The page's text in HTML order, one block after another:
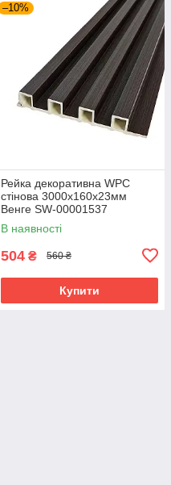
–10%
Рейка декоративна WPC
стінова 3000х160х23мм
Венге SW-00001537
В наявності
504 ₴ 560 ₴
Купити